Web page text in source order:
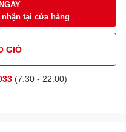
tại cửa hàng
GIỎ
(7:30 - 22:00)